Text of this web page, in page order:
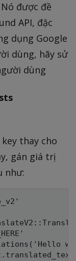
được đề
API, đặc
dụng Google
dùng, hãy sử
dùng
thay cho
gán giá trị
như: